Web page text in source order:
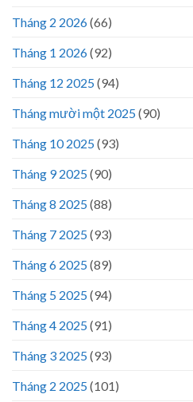
Tháng 2 2026(66)
Tháng 1 2026(92)
Tháng 12 2025(94)
Tháng mười một 2025(90)
Tháng 10 2025(93)
Tháng 9 2025(90)
Tháng 8 2025(88)
Tháng 7 2025(93)
Tháng 6 2025(89)
Tháng 5 2025(94)
Tháng 4 2025(91)
Tháng 3 2025(93)
Tháng 2 2025(101)